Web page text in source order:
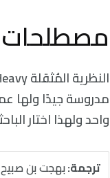
مصطلحات
مدروسة جيدًا ولها
واحد ولهذا اختار
ترجمة:بهجت بن صبيح